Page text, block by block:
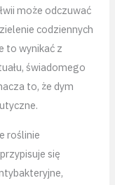
może odczuwać
codziennych
to wynikać z
świadomego
to, że dym
roślinie
się